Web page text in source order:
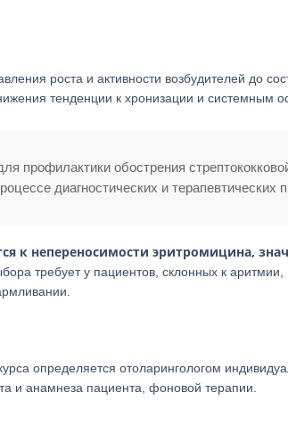
роста и активности возбудителей до
тенденции к хронизации и системным
профилактики обострения
диагностических и терапевтических
к непереносимости эритромицина,
требует у пациентов, склонных к аритмии,
определяется отоларингологом
и анамнеза пациента, фоновой терапии.